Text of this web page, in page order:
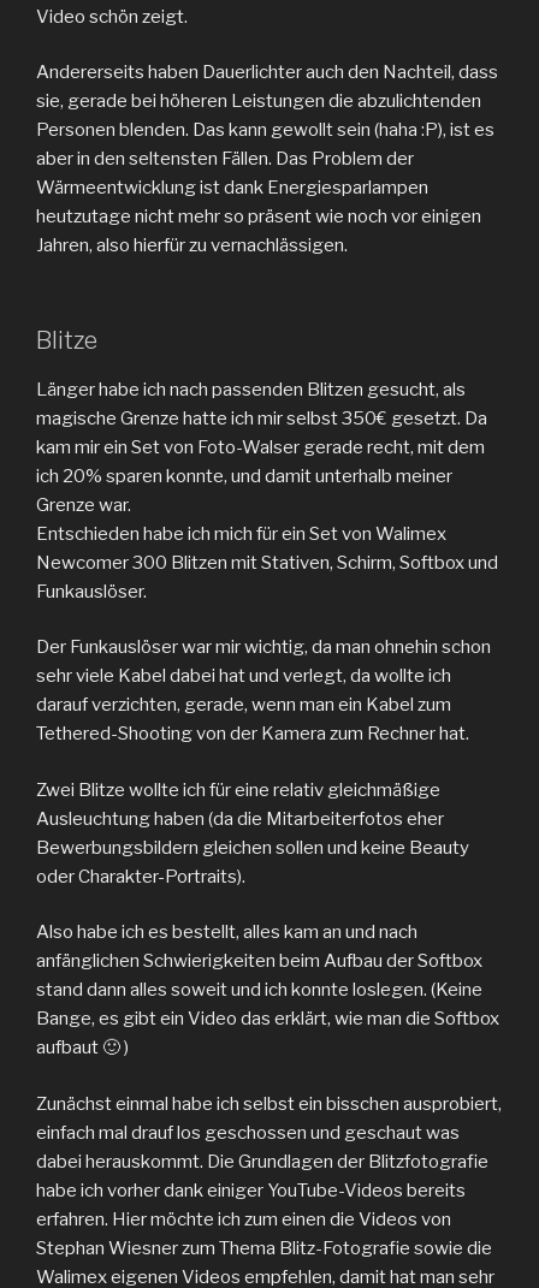
Video schön zeigt.
Andererseits haben Dauerlichter auch den Nachteil, dass
sie, gerade bei höheren Leistungen die abzulichtenden
Personen blenden. Das kann gewollt sein (haha :P), ist es
aber in den seltensten Fällen. Das Problem der
Wärmeentwicklung ist dank Energiesparlampen
heutzutage nicht mehr so präsent wie noch vor einigen
Jahren, also hierfür zu vernachlässigen.
Blitze
Länger habe ich nach passenden Blitzen gesucht, als
magische Grenze hatte ich mir selbst 350€ gesetzt. Da
kam mir ein Set von Foto-Walser gerade recht, mit dem
ich 20% sparen konnte, und damit unterhalb meiner
Grenze war.
Entschieden habe ich mich für ein Set von Walimex
Newcomer 300 Blitzen mit Stativen, Schirm, Softbox und
Funkauslöser.
Der Funkauslöser war mir wichtig, da man ohnehin schon
sehr viele Kabel dabei hat und verlegt, da wollte ich
darauf verzichten, gerade, wenn man ein Kabel zum
Tethered-Shooting von der Kamera zum Rechner hat.
Zwei Blitze wollte ich für eine relativ gleichmäßige
Ausleuchtung haben (da die Mitarbeiterfotos eher
Bewerbungsbildern gleichen sollen und keine Beauty
oder Charakter-Portraits).
Also habe ich es bestellt, alles kam an und nach
anfänglichen Schwierigkeiten beim Aufbau der Softbox
stand dann alles soweit und ich konnte loslegen. (Keine
Bange, es gibt ein Video das erklärt, wie man die Softbox
aufbaut 🙂 )
Zunächst einmal habe ich selbst ein bisschen ausprobiert,
einfach mal drauf los geschossen und geschaut was
dabei herauskommt. Die Grundlagen der Blitzfotografie
habe ich vorher dank einiger YouTube-Videos bereits
erfahren. Hier möchte ich zum einen die Videos von
Stephan Wiesner zum Thema Blitz-Fotografie sowie die
Walimex eigenen Videos empfehlen, damit hat man sehr